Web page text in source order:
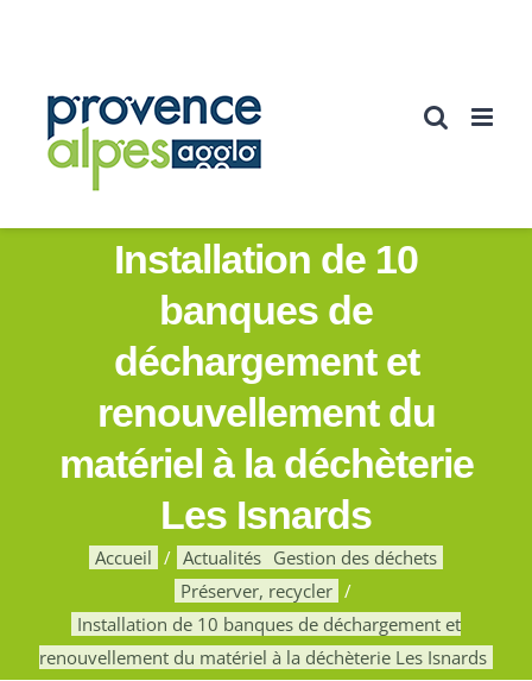
Installation de 10
banques de
déchargement et
renouvellement du
matériel à la déchèterie
Les Isnards
Accueil Actualités Gestion des déchets
Préserver, recycler
Installation de 10 banques de déchargement et
renouvellement du matériel à la déchèterie Les Isnards